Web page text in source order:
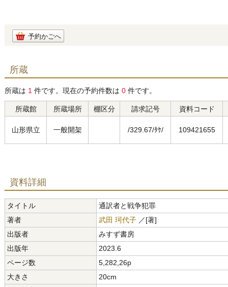
予約かごへ
所蔵
所蔵は 1 件です。現在の予約件数は 0 件です。
所蔵館 所蔵場所 棚区分 請求記号 資料コード
山形県立 一般開架 /329.67/ﾀｹ/ 109421655
資料詳細
タイトル
通訳者と戦争犯罪
著者
武田 珂代子 ／[著]
出版者
みすず書房
出版年
2023.6
ページ数
5,282,26p
大きさ
20cm